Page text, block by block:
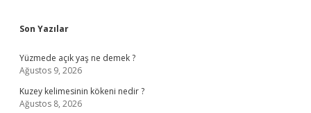
Sidebar
Son Yazılar
Yüzmede açık yaş ne demek ?
Ağustos 9, 2026
Kuzey kelimesinin kökeni nedir ?
Ağustos 8, 2026